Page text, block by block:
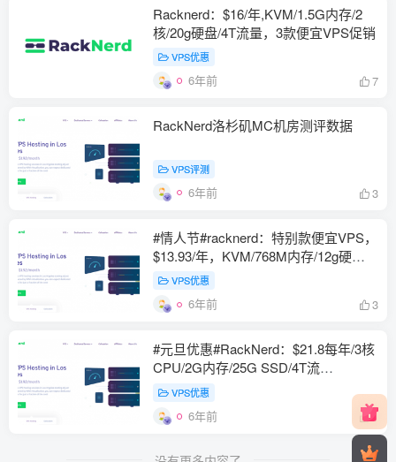
Racknerd：$16/年,KVM/1.5G内存/2
核/20g硬盘/4T流量，3款便宜VPS促销
VPS优惠
6年前 7
RackNerd洛杉矶MC机房测评数据
VPS评测
6年前 3
#情人节#racknerd：特别款便宜VPS，
$13.93/年，KVM/768M内存/12g硬
盘/2T流量
VPS优惠
6年前 3
#元旦优惠#RackNerd：$21.8每年/3核
CPU/2G内存/25G SSD/4T流
量/1Gbps/1个IP/KVM
VPS优惠
6年前 1